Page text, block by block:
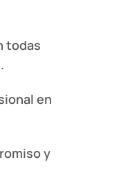
todas
en
y